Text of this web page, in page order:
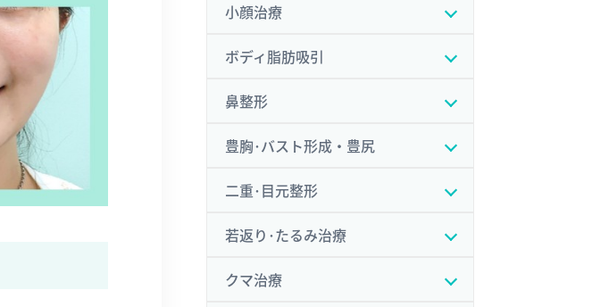
小顔治療
ボディ脂肪吸引
鼻整形
豊胸･バスト形成・豊尻
二重･目元整形
若返り･たるみ治療
クマ治療